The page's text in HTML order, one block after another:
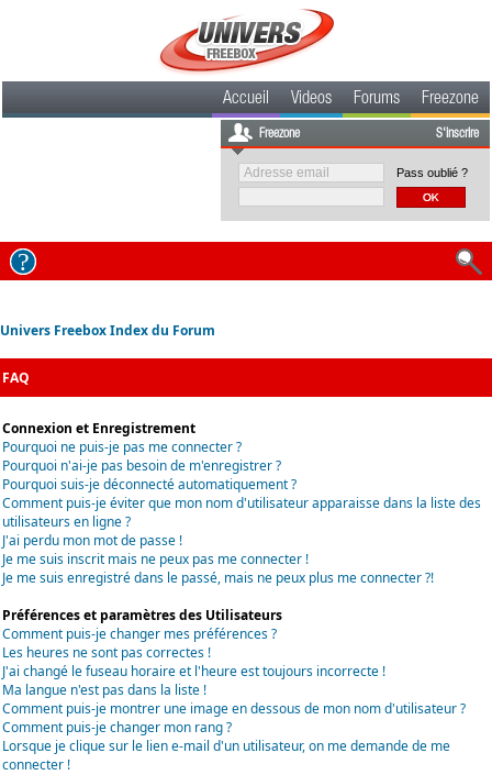
Accueil Videos Forums Freezone
Freezone S'inscrire
Pass oublié ?
Univers Freebox Index du Forum
FAQ
Connexion et Enregistrement
Pourquoi ne puis-je pas me connecter ?
Pourquoi n'ai-je pas besoin de m'enregistrer ?
Pourquoi suis-je déconnecté automatiquement ?
Comment puis-je éviter que mon nom d'utilisateur apparaisse dans la liste des
utilisateurs en ligne ?
J'ai perdu mon mot de passe !
Je me suis inscrit mais ne peux pas me connecter !
Je me suis enregistré dans le passé, mais ne peux plus me connecter ?!
Préférences et paramètres des Utilisateurs
Comment puis-je changer mes préférences ?
Les heures ne sont pas correctes !
J'ai changé le fuseau horaire et l'heure est toujours incorrecte !
Ma langue n'est pas dans la liste !
Comment puis-je montrer une image en dessous de mon nom d'utilisateur ?
Comment puis-je changer mon rang ?
Lorsque je clique sur le lien e-mail d'un utilisateur, on me demande de me
connecter !